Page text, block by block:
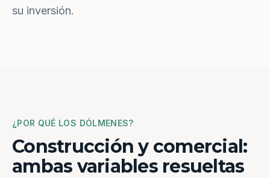
su inversión.
¿POR QUÉ LOS DÓLMENES?
Construcción y comercial:
ambas variables resueltas